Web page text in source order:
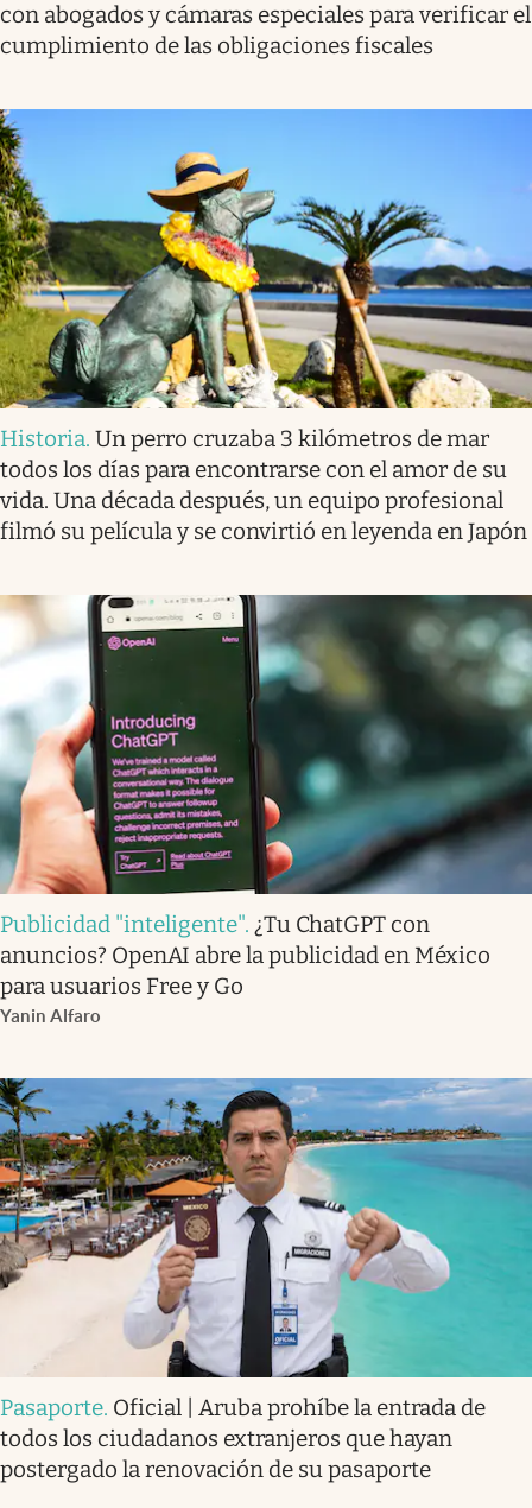
con abogados y cámaras especiales para verificar el
cumplimiento de las obligaciones fiscales
Historia. Un perro cruzaba 3 kilómetros de mar
todos los días para encontrarse con el amor de su
vida. Una década después, un equipo profesional
filmó su película y se convirtió en leyenda en Japón
Publicidad "inteligente". ¿Tu ChatGPT con
anuncios? OpenAI abre la publicidad en México
para usuarios Free y Go
Yanin Alfaro
Pasaporte. Oficial | Aruba prohíbe la entrada de
todos los ciudadanos extranjeros que hayan
postergado la renovación de su pasaporte